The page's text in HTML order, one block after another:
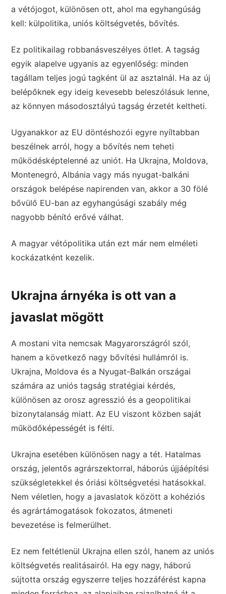
a vétójogot, különösen ott, ahol ma egyhangúság
kell: külpolitika, uniós költségvetés, bővítés.
Ez politikailag robbanásveszélyes ötlet. A tagság
egyik alapelve ugyanis az egyenlőség: minden
tagállam teljes jogú tagként ül az asztalnál. Ha az új
belépőknek egy ideig kevesebb beleszólásuk lenne,
az könnyen másodosztályú tagság érzetét keltheti.
Ugyanakkor az EU döntéshozói egyre nyíltabban
beszélnek arról, hogy a bővítés nem teheti
működésképtelenné az uniót. Ha Ukrajna, Moldova,
Montenegró, Albánia vagy más nyugat-balkáni
országok belépése napirenden van, akkor a 30 fölé
bővülő EU-ban az egyhangúsági szabály még
nagyobb bénító erővé válhat.
A magyar vétópolitika után ezt már nem elméleti
kockázatként kezelik.
Ukrajna árnyéka is ott van a
javaslat mögött
A mostani vita nemcsak Magyarországról szól,
hanem a következő nagy bővítési hullámról is.
Ukrajna, Moldova és a Nyugat-Balkán országai
számára az uniós tagság stratégiai kérdés,
különösen az orosz agresszió és a geopolitikai
bizonytalanság miatt. Az EU viszont közben saját
működőképességét is félti.
Ukrajna esetében különösen nagy a tét. Hatalmas
ország, jelentős agrárszektorral, háborús újjáépítési
szükségletekkel és óriási költségvetési hatásokkal.
Nem véletlen, hogy a javaslatok között a kohéziós
és agrártámogatások fokozatos, átmeneti
bevezetése is felmerülhet.
Ez nem feltétlenül Ukrajna ellen szól, hanem az uniós
költségvetés realitásairól. Ha egy nagy, háború
sújtotta ország egyszerre teljes hozzáférést kapna